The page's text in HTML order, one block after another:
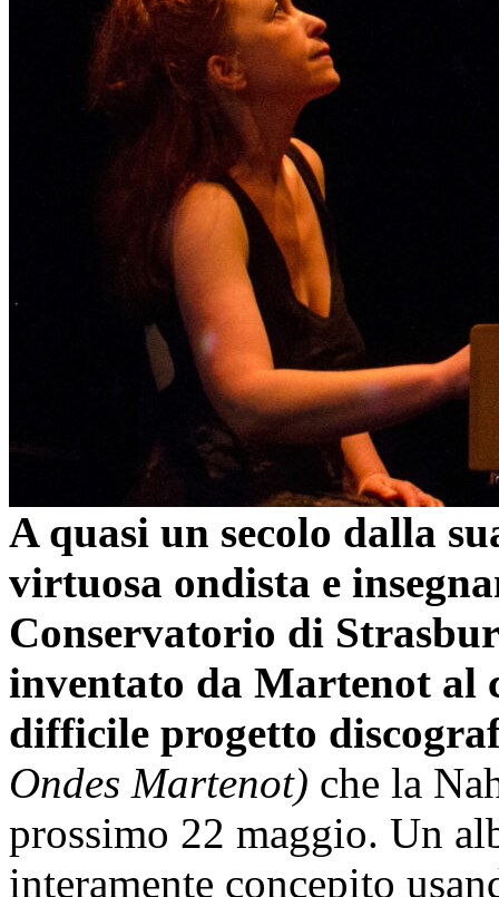
A quasi un secolo dalla
virtuosa ondista e
Conservatorio di
inventato da Martenot al
difficile progetto
Ondes Martenot) che la
prossimo 22 maggio. Un
interamente concepito